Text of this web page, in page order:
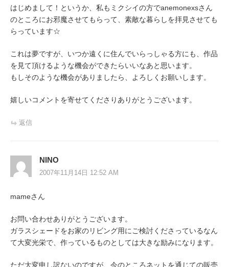
はじめまして！というか、私もミクシイの方でanemonexsさん
のところにお邪魔させてもらって、素敵な暮らしを拝見させても
らっています☆
これは夢ですが、いつか遠くに住んでいらっしゃる方にも、作品
を見て頂けるような機会ができたらいいなあと思います。
もしそのような機会がありましたら、よろしくお願いします。
嬉しいコメントを寄せてくださりありがとうございます。
返信
NINO
2007年11月14日 12:52 AM
mameさん
お問い合わせありがとうございます。
ガラスシェードをお家のリビング用にご検討くださっているなん
て大変光栄で、作っているものとしては大きな励みになります。
ただ大変申し訳ないのですが、今のところネットを通じての販売